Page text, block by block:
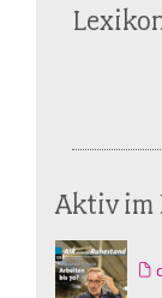
Aktiv im